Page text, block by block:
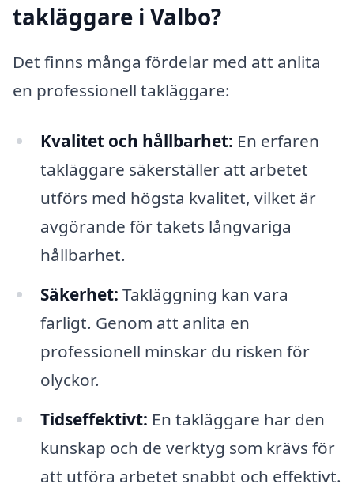
takläggare i Valbo?
Det finns många fördelar med att anlita
en professionell takläggare:
Kvalitet och hållbarhet: En erfaren
takläggare säkerställer att arbetet
utförs med högsta kvalitet, vilket är
avgörande för takets långvariga
hållbarhet.
Säkerhet: Takläggning kan vara
farligt. Genom att anlita en
professionell minskar du risken för
olyckor.
Tidseffektivt: En takläggare har den
kunskap och de verktyg som krävs för
att utföra arbetet snabbt och effektivt.